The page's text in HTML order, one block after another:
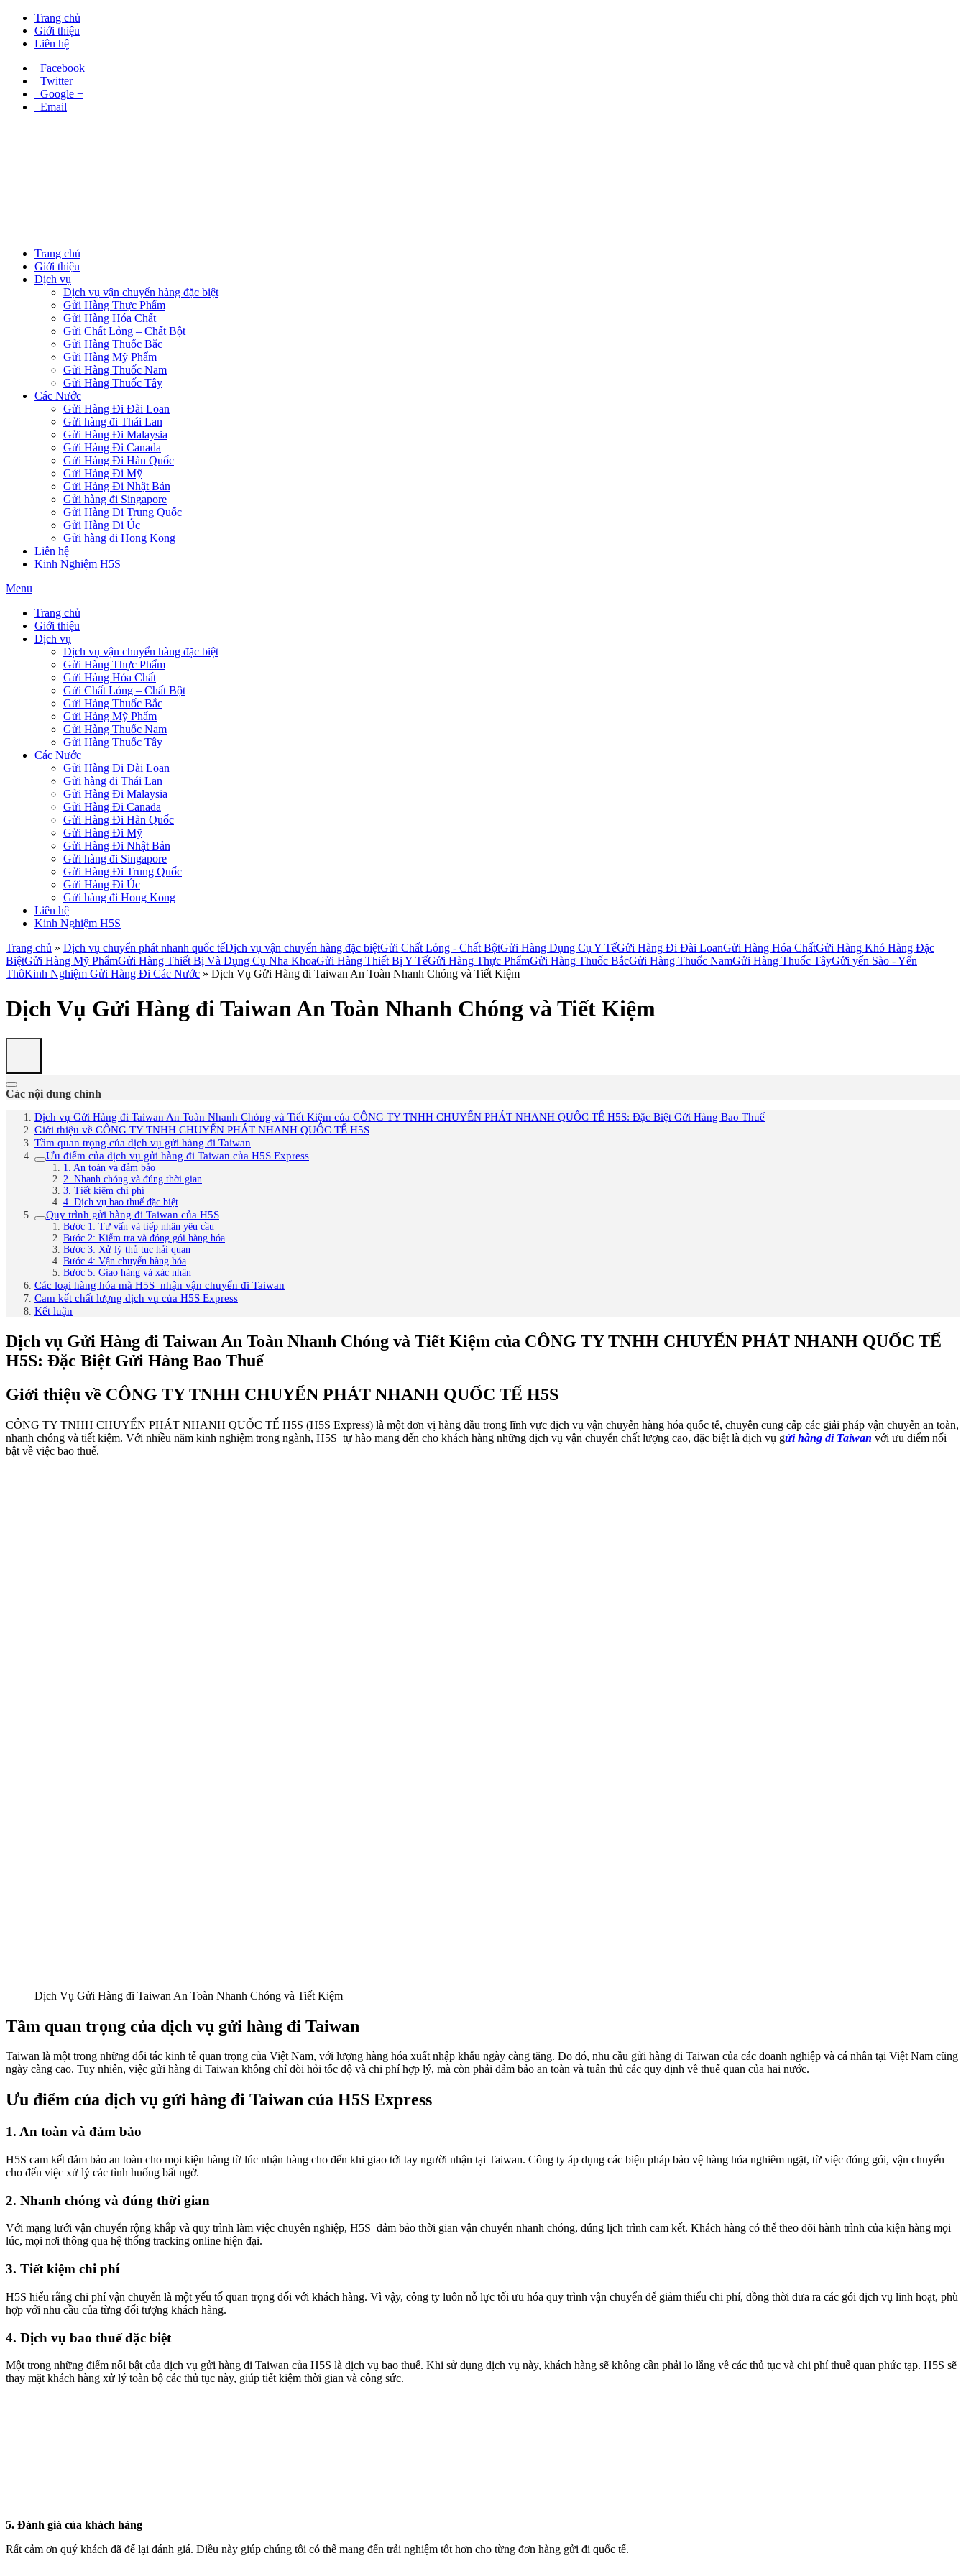
Trang chủ
Giới thiệu
Liên hệ
Facebook
Twitter
Google +
Email
Trang chủ
Giới thiệu
Dịch vụ
Dịch vụ vận chuyển hàng đặc biệt
Gửi Hàng Thực Phẩm
Gửi Hàng Hóa Chất
Gửi Chất Lỏng – Chất Bột
Gửi Hàng Thuốc Bắc
Gửi Hàng Mỹ Phẩm
Gửi Hàng Thuốc Nam
Gửi Hàng Thuốc Tây
Các Nước
Gửi Hàng Đi Đài Loan
Gửi hàng đi Thái Lan
Gửi Hàng Đi Malaysia
Gửi Hàng Đi Canada
Gửi Hàng Đi Hàn Quốc
Gửi Hàng Đi Mỹ
Gửi Hàng Đi Nhật Bản
Gửi hàng đi Singapore
Gửi Hàng Đi Trung Quốc
Gửi Hàng Đi Úc
Gửi hàng đi Hong Kong
Liên hệ
Kinh Nghiệm H5S
Menu
Trang chủ
Giới thiệu
Dịch vụ
Dịch vụ vận chuyển hàng đặc biệt
Gửi Hàng Thực Phẩm
Gửi Hàng Hóa Chất
Gửi Chất Lỏng – Chất Bột
Gửi Hàng Thuốc Bắc
Gửi Hàng Mỹ Phẩm
Gửi Hàng Thuốc Nam
Gửi Hàng Thuốc Tây
Các Nước
Gửi Hàng Đi Đài Loan
Gửi hàng đi Thái Lan
Gửi Hàng Đi Malaysia
Gửi Hàng Đi Canada
Gửi Hàng Đi Hàn Quốc
Gửi Hàng Đi Mỹ
Gửi Hàng Đi Nhật Bản
Gửi hàng đi Singapore
Gửi Hàng Đi Trung Quốc
Gửi Hàng Đi Úc
Gửi hàng đi Hong Kong
Liên hệ
Kinh Nghiệm H5S
Trang chủ » Dịch vụ chuyển phát nhanh quốc tếDịch vụ vận chuyển hàng đặc biệtGửi Chất Lỏng - Chất BộtGửi Hàng Dụng Cụ Y TếGửi Hàng Đi Đài LoanGửi Hàng Hóa ChấtGửi Hàng Khó Hàng Đặc
BiệtGửi Hàng Mỹ PhẩmGửi Hàng Thiết Bị Và Dụng Cụ Nha KhoaGửi Hàng Thiết Bị Y TếGửi Hàng Thực PhẩmGửi Hàng Thuốc BắcGửi Hàng Thuốc NamGửi Hàng Thuốc TâyGửi yến Sào - Yến
ThôKinh Nghiệm Gửi Hàng Đi Các Nước » Dịch Vụ Gửi Hàng đi Taiwan An Toàn Nhanh Chóng và Tiết Kiệm
Dịch Vụ Gửi Hàng đi Taiwan An Toàn Nhanh Chóng và Tiết Kiệm
Các nội dung chính
Dịch vụ Gửi Hàng đi Taiwan An Toàn Nhanh Chóng và Tiết Kiệm của CÔNG TY TNHH CHUYỂN PHÁT NHANH QUỐC TẾ H5S: Đặc Biệt Gửi Hàng Bao Thuế
Giới thiệu về CÔNG TY TNHH CHUYỂN PHÁT NHANH QUỐC TẾ H5S
Tầm quan trọng của dịch vụ gửi hàng đi Taiwan
Ưu điểm của dịch vụ gửi hàng đi Taiwan của H5S Express
1. An toàn và đảm bảo
2. Nhanh chóng và đúng thời gian
3. Tiết kiệm chi phí
4. Dịch vụ bao thuế đặc biệt
Quy trình gửi hàng đi Taiwan của H5S
Bước 1: Tư vấn và tiếp nhận yêu cầu
Bước 2: Kiểm tra và đóng gói hàng hóa
Bước 3: Xử lý thủ tục hải quan
Bước 4: Vận chuyển hàng hóa
Bước 5: Giao hàng và xác nhận
Các loại hàng hóa mà H5S nhận vận chuyển đi Taiwan
Cam kết chất lượng dịch vụ của H5S Express
Kết luận
Dịch vụ Gửi Hàng đi Taiwan An Toàn Nhanh Chóng và Tiết Kiệm của CÔNG TY TNHH CHUYỂN PHÁT NHANH QUỐC TẾ
H5S: Đặc Biệt Gửi Hàng Bao Thuế
Giới thiệu về CÔNG TY TNHH CHUYỂN PHÁT NHANH QUỐC TẾ H5S
CÔNG TY TNHH CHUYỂN PHÁT NHANH QUỐC TẾ H5S (H5S Express) là một đơn vị hàng đầu trong lĩnh vực dịch vụ vận chuyển hàng hóa quốc tế, chuyên cung cấp các giải pháp vận chuyển an toàn,
nhanh chóng và tiết kiệm. Với nhiều năm kinh nghiệm trong ngành, H5S tự hào mang đến cho khách hàng những dịch vụ vận chuyển chất lượng cao, đặc biệt là dịch vụ gửi hàng đi Taiwan với ưu điểm nổi
bật về việc bao thuế.
Dịch Vụ Gửi Hàng đi Taiwan An Toàn Nhanh Chóng và Tiết Kiệm
Tầm quan trọng của dịch vụ gửi hàng đi Taiwan
Taiwan là một trong những đối tác kinh tế quan trọng của Việt Nam, với lượng hàng hóa xuất nhập khẩu ngày càng tăng. Do đó, nhu cầu gửi hàng đi Taiwan của các doanh nghiệp và cá nhân tại Việt Nam cũng
ngày càng cao. Tuy nhiên, việc gửi hàng đi Taiwan không chỉ đòi hỏi tốc độ và chi phí hợp lý, mà còn phải đảm bảo an toàn và tuân thủ các quy định về thuế quan của hai nước.
Ưu điểm của dịch vụ gửi hàng đi Taiwan của H5S Express
1. An toàn và đảm bảo
H5S cam kết đảm bảo an toàn cho mọi kiện hàng từ lúc nhận hàng cho đến khi giao tới tay người nhận tại Taiwan. Công ty áp dụng các biện pháp bảo vệ hàng hóa nghiêm ngặt, từ việc đóng gói, vận chuyển
cho đến việc xử lý các tình huống bất ngờ.
2. Nhanh chóng và đúng thời gian
Với mạng lưới vận chuyển rộng khắp và quy trình làm việc chuyên nghiệp, H5S đảm bảo thời gian vận chuyển nhanh chóng, đúng lịch trình cam kết. Khách hàng có thể theo dõi hành trình của kiện hàng mọi
lúc, mọi nơi thông qua hệ thống tracking online hiện đại.
3. Tiết kiệm chi phí
H5S hiểu rằng chi phí vận chuyển là một yếu tố quan trọng đối với khách hàng. Vì vậy, công ty luôn nỗ lực tối ưu hóa quy trình vận chuyển để giảm thiểu chi phí, đồng thời đưa ra các gói dịch vụ linh hoạt, phù
hợp với nhu cầu của từng đối tượng khách hàng.
4. Dịch vụ bao thuế đặc biệt
Một trong những điểm nổi bật của dịch vụ gửi hàng đi Taiwan của H5S là dịch vụ bao thuế. Khi sử dụng dịch vụ này, khách hàng sẽ không cần phải lo lắng về các thủ tục và chi phí thuế quan phức tạp. H5S sẽ
thay mặt khách hàng xử lý toàn bộ các thủ tục này, giúp tiết kiệm thời gian và công sức.
5. Đánh giá của khách hàng
Rất cảm ơn quý khách đã để lại đánh giá. Điều này giúp chúng tôi có thể mang đến trải nghiệm tốt hơn cho từng đơn hàng gửi đi quốc tế.